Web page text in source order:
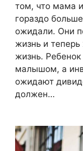
том, что мама
гораздо
ожидали. Они
жизнь и теперь
жизнь.
малышом, а
ожидают
должен…